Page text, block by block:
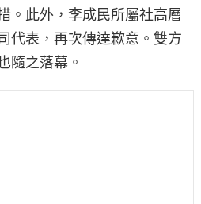
。此外，李成民所屬社高層
代表，再次傳達歉意。雙方
隨之落幕。